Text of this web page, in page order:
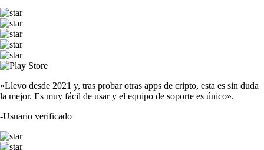
«Llevo desde 2021 y, tras probar otras apps de cripto, esta es sin duda
la mejor. Es muy fácil de usar y el equipo de soporte es único».
-Usuario verificado